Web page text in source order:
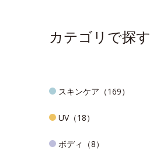
カテゴリで探す
スキンケア（169）
UV（18）
ボディ（8）